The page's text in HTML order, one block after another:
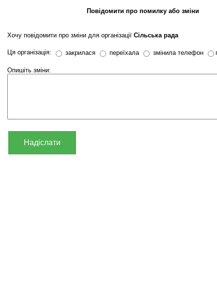
Повідомити про помилку або зміни
Хочу повідомити про зміни для організації Сільська рада
Ця організація: закрилася переїхала змінила телефон
Опишіть зміни:
Надіслати